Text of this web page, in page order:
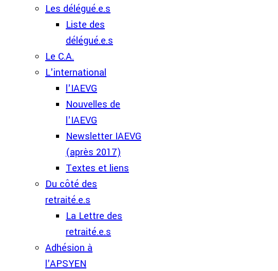
Les délégué.e.s
Liste des
délégué.e.s
Le C.A.
L'international
l'IAEVG
Nouvelles de
l'IAEVG
Newsletter IAEVG
(après 2017)
Textes et liens
Du côté des
retraité.e.s
La Lettre des
retraité.e.s
Adhésion à
l'APSYEN